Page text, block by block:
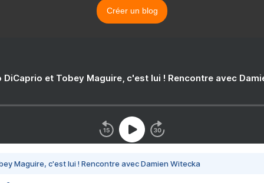
Créer un blog
DiCaprio et Tobey Maguire, c'est lui ! Rencontre avec
Maguire, c'est lui ! Rencontre avec Damien Witecka